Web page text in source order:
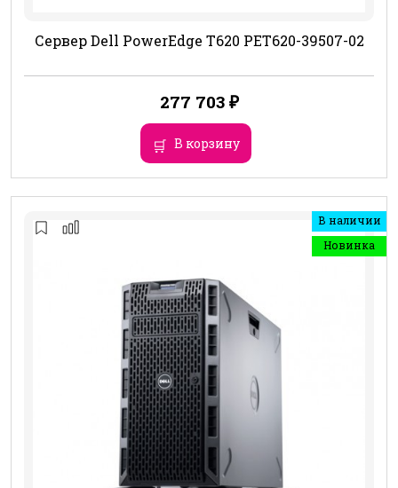
Сервер Dell PowerEdge T620 PET620-39507-02
277 703 ₽
В корзину
В наличии
Новинка